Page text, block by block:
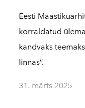
Eesti
korraldatud
kandvaks
linnas”.
31. märts 2025